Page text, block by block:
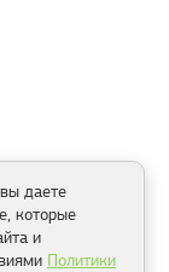
даете
которые
и
Политики